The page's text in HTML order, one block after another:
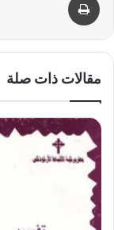
مقالات ذات صلة